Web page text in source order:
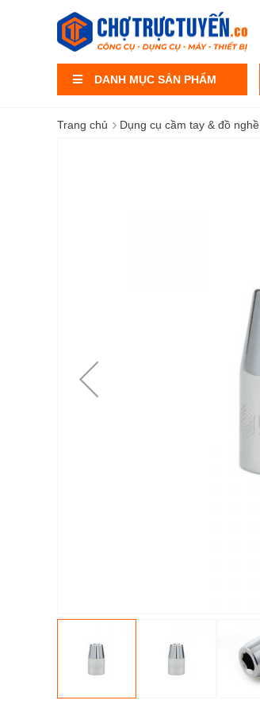
DANH MỤC SẢN PHẨM
Trang chủ › Dụng cụ cầm tay & đồ nghề